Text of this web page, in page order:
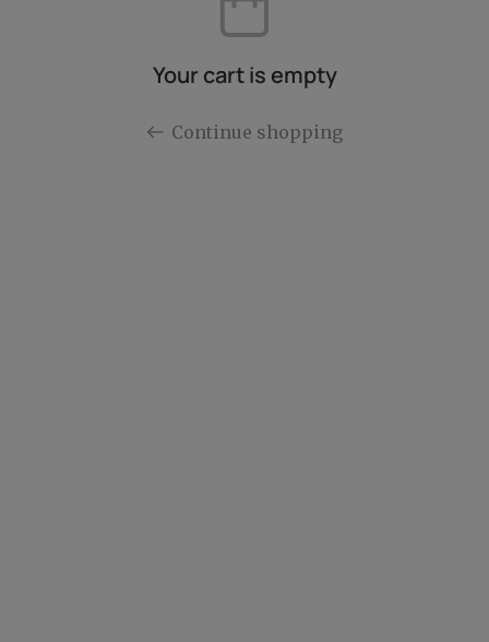
Your cart is empty
Continue shopping